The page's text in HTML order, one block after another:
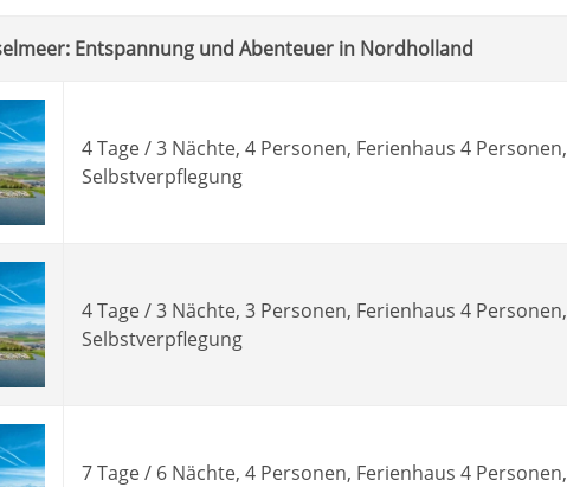
Entspannung und Abenteuer in Nordholland
4 Tage / 3 Nächte, 4 Personen, Ferienhaus 4 Personen,
Selbstverpflegung
4 Tage / 3 Nächte, 3 Personen, Ferienhaus 4 Personen,
Selbstverpflegung
7 Tage / 6 Nächte, 4 Personen, Ferienhaus 4 Personen,